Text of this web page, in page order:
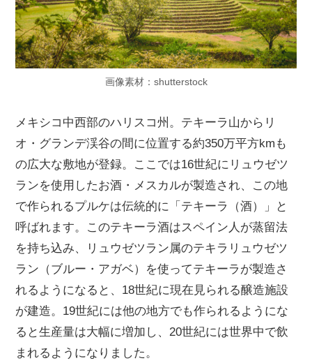
画像素材：shutterstock
メキシコ中西部のハリスコ州。テキーラ山からリ
オ・グランデ渓谷の間に位置する約350万平方kmも
の広大な敷地が登録。ここでは16世紀にリュウゼツ
ランを使用したお酒・メスカルが製造され、この地
で作られるプルケは伝統的に「テキーラ（酒）」と
呼ばれます。このテキーラ酒はスペイン人が蒸留法
を持ち込み、リュウゼツラン属のテキラリュウゼツ
ラン（ブルー・アガベ）を使ってテキーラが製造さ
れるようになると、18世紀に現在見られる醸造施設
が建造。19世紀には他の地方でも作られるようにな
ると生産量は大幅に増加し、20世紀には世界中で飲
まれるようになりました。